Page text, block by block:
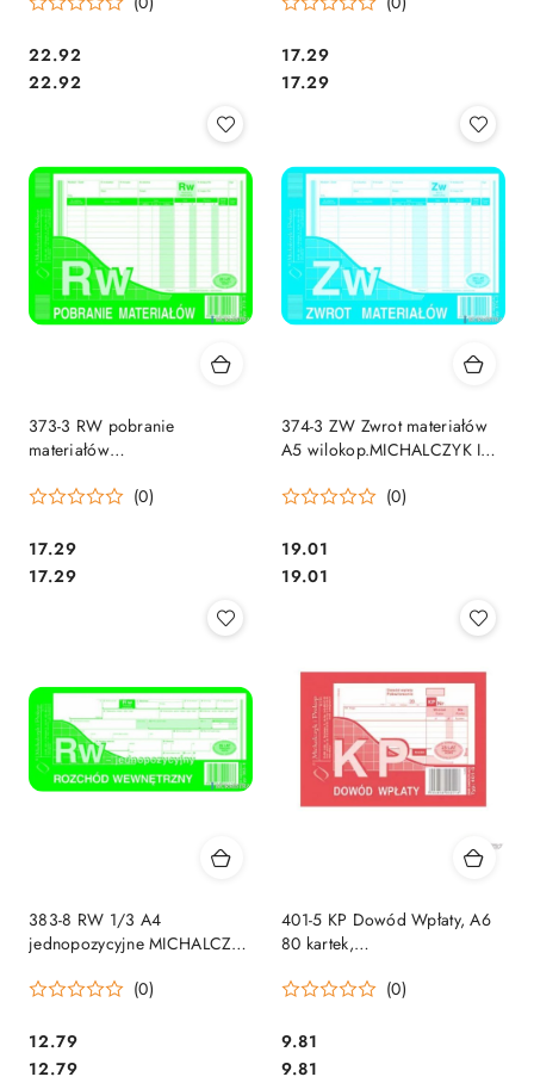
Cena:
22.92
Cena:
22.92
Cena:
17.29
Cena:
17.29
373-3 RW pobranie
materiałów
80 kartek
(0)
Cena:
17.29
Cena:
17.29
374-3 ZW Zwrot materiałów
A5 wilokop.MICHALCZYK I
(0)
Cena:
19.01
Cena:
19.01
383-8 RW 1/3 A4
jednopozycyjne MICHALCZYK
(0)
Cena:
12.79
Cena:
12.79
401-5 KP Dowód Wpłaty, A6
80 kartek,
(0)
Cena:
9.81
Cena:
9.81